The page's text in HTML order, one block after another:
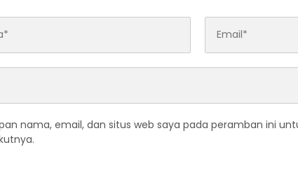
nama, email, dan situs web saya pada peramban ini